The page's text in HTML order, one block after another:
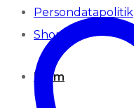
Persondatapolitik
Shop
Hjem
MK4
Ecoboost
antal